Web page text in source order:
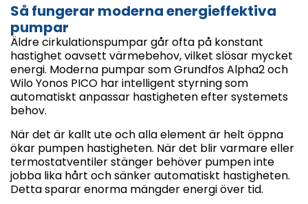
Så fungerar moderna energieffektiva
pumpar
Äldre cirkulationspumpar går ofta på konstant
hastighet oavsett värmebehov, vilket slösar mycket
energi. Moderna pumpar som Grundfos Alpha2 och
Wilo Yonos PICO har intelligent styrning som
automatiskt anpassar hastigheten efter systemets
behov.
När det är kallt ute och alla element är helt öppna
ökar pumpen hastigheten. När det blir varmare eller
termostatventiler stänger behöver pumpen inte
jobba lika hårt och sänker automatiskt hastigheten.
Detta sparar enorma mängder energi över tid.